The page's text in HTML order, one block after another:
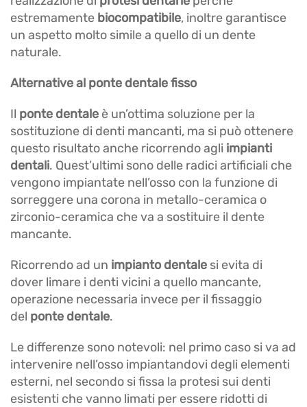
estremamente biocompatibile, inoltre garantisce
un aspetto molto simile a quello di un dente
naturale.
Alternative al ponte dentale fisso
Il ponte dentale è un’ottima soluzione per la
sostituzione di denti mancanti, ma si può ottenere
questo risultato anche ricorrendo agli impianti
dentali. Quest’ultimi sono delle radici artificiali che
vengono impiantate nell’osso con la funzione di
sorreggere una corona in metallo-ceramica o
zirconio-ceramica che va a sostituire il dente
mancante.
Ricorrendo ad un impianto dentale si evita di
dover limare i denti vicini a quello mancante,
operazione necessaria invece per il fissaggio
del ponte dentale.
Le differenze sono notevoli: nel primo caso si va ad
intervenire nell’osso impiantandovi degli elementi
esterni, nel secondo si fissa la protesi sui denti
esistenti che vanno limati per essere ridotti di